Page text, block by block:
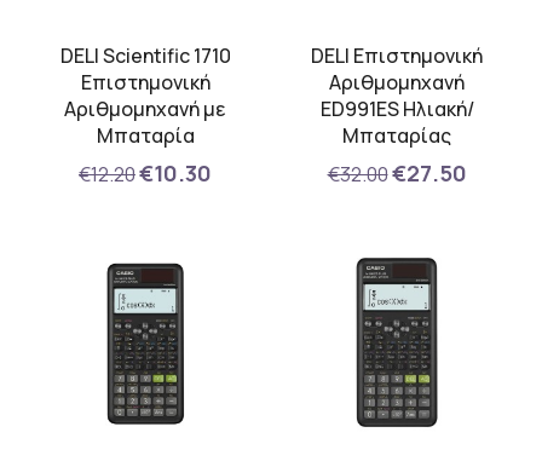
DELI Scientific 1710
Επιστημονική
Αριθμομηχανή με
Μπαταρία
€12.20€10.30
DELI Επιστημονική
Αριθμομηχανή
ED991ES Ηλιακή/
Μπαταρίας
€32.00€27.50